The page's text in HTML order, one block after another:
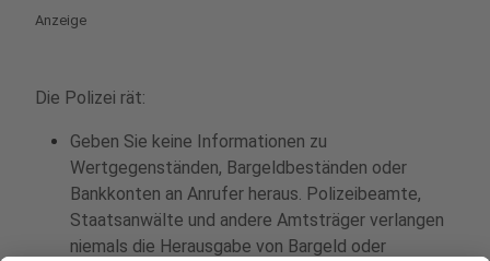
Anzeige
Die Polizei rät:
Geben Sie keine Informationen zu
Wertgegenständen, Bargeldbeständen oder
Bankkonten an Anrufer heraus. Polizeibeamte,
Staatsanwälte und andere Amtsträger verlangen
niemals die Herausgabe von Bargeld oder